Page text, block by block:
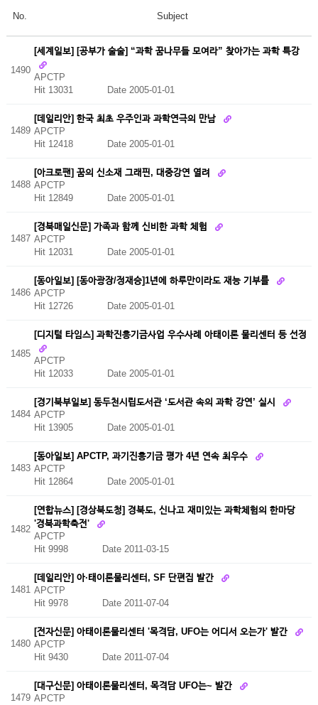
No. Subject
1490
[세계일보] [공부가 술술] “과학 꿈나무들 모여라” 찾아가는 과학 특강
APCTP
Hit 13031 Date 2005-01-01
1489
[데일리안] 한국 최초 우주인과 과학연극의 만남
APCTP
Hit 12418
Date 2005-01-01
1488
[아크로팬] 꿈의 신소재 그래핀, 대중강연 열려
APCTP
Hit 12849
Date 2005-01-01
1487
[경북매일신문] 가족과 함께 신비한 과학 체험
APCTP
Hit 12031
Date 2005-01-01
1486
[동아일보] [동아광장/정재승]1년에 하루만이라도 재능 기부를
APCTP
Hit 12726
Date 2005-01-01
1485
[디지털 타임스] 과학진흥기금사업 우수사례 아태이론 물리센터 등 선정
APCTP
Hit 12033 Date 2005-01-01
1484
[경기북부일보] 동두천시립도서관 ‘도서관 속의 과학 강연’ 실시
APCTP
Hit 13905
Date 2005-01-01
1483
[동아일보] APCTP, 과기진흥기금 평가 4년 연속 최우수
APCTP
Hit 12864
Date 2005-01-01
1482
[연합뉴스] [경상북도청] 경북도, 신나고 재미있는 과학체험의 한마당
'경북과학축전'
APCTP
Hit 9998 Date 2011-03-15
1481
[데일리안] 아·태이론물리센터, SF 단편집 발간
APCTP
Hit 9978
Date 2011-07-04
1480
[전자신문] 아태이론물리센터 '목격담, UFO는 어디서 오는가' 발간
APCTP
Hit 9430
Date 2011-07-04
1479
[대구신문] 아태이론물리센터, 목격담 UFO는~ 발간
APCTP